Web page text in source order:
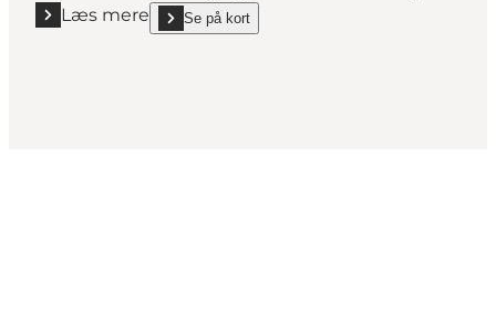
Læs mere
Læs mere "Skødevej"
Se på kort
show Skødevej on_map